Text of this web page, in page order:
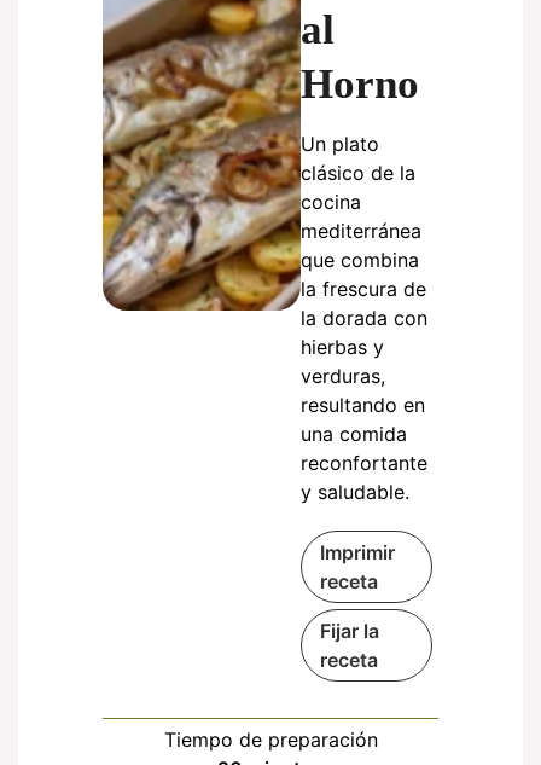
al
Horno
Un plato
clásico de la
cocina
mediterránea
que combina
la frescura de
la dorada con
hierbas y
verduras,
resultando en
una comida
reconfortante
y saludable.
Imprimir
receta
Fijar la
receta
Tiempo de preparación